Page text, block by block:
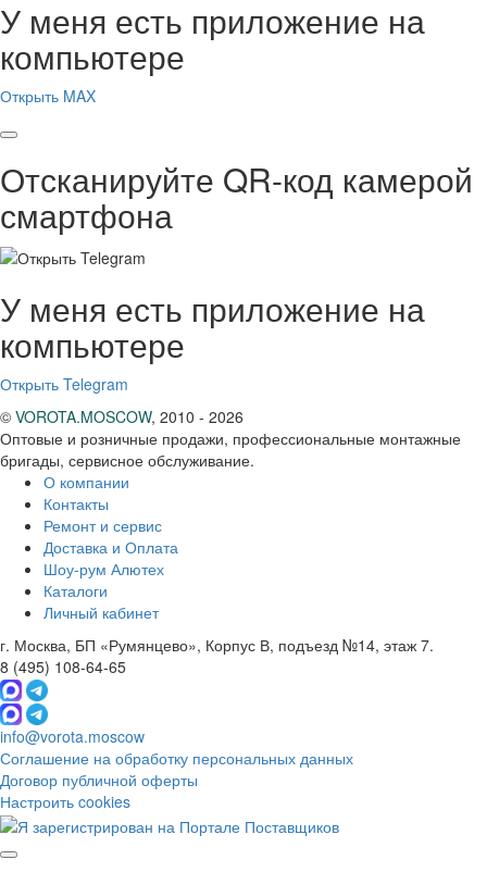
У меня есть приложение на
компьютере
Открыть MAX
Отсканируйте QR-код камерой
смартфона
У меня есть приложение на
компьютере
Открыть Telegram
© VOROTA.MOSCOW, 2010 - 2026
Оптовые и розничные продажи, профессиональные монтажные
бригады, сервисное обслуживание.
О компании
Контакты
Ремонт и сервис
Доставка и Оплата
Шоу-рум Алютех
Каталоги
Личный кабинет
г. Москва, БП «Румянцево», Корпус В, подъезд №14, этаж 7.
8 (495) 108-64-65
info@vorota.moscow
Соглашение на обработку персональных данных
Договор публичной оферты
Настроить cookies